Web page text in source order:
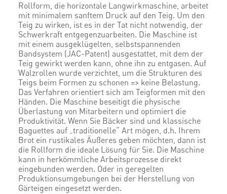
Rollform, die horizontale Langwirkmaschine, arbeitet
mit minimalem sanftem Druck auf den Teig. Um den
Teig zu wirken, ist es in der Tat nicht notwendig, der
Schwerkraft entgegenzuarbeiten. Die Maschine ist
mit einem ausgeklügelten, selbstspannenden
Bandsystem (JAC-Patent) ausgestattet, mit dem der
Teig gewirkt werden kann, ohne ihn zu entgasen. Auf
Walzrollen wurde verzichtet, um die Strukturen des
Teigs beim Formen zu schonen => keine Belastung.
Das Verfahren orientiert sich am Teigformen mit den
Händen. Die Maschine beseitigt die physische
Überlastung von Mitarbeitern und optimiert die
Produktivität. Wenn Sie Bäcker sind und klassische
Baguettes auf „traditionelle“ Art mögen, d.h. Ihrem
Brot ein rustikales Äußeres geben möchten, dann ist
die Rollform die ideale Lösung für Sie. Die Maschine
kann in herkömmliche Arbeitsprozesse direkt
eingebunden werden. Oder in geregelten
Produktionsumgebungen bei der Herstellung von
Gärteigen eingesetzt werden.